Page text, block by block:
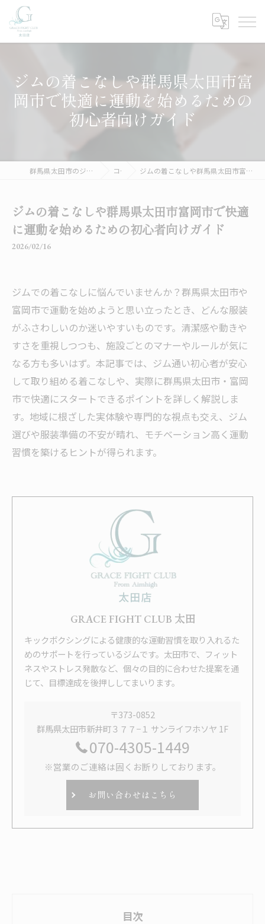
ジムの着こなしや群馬県太田市富
岡市で快適に運動を始めるための
初心者向けガイド
群馬県太田市のジムならGRACE FIGHT CLUB 太田 コラム ジムの着こなしや群馬県太田市富岡市で快適に運動を始めるための初心者向けガイド
ジムの着こなしや群馬県太田市富岡市で快適
に運動を始めるための初心者向けガイド
2026/02/16
ジムでの着こなしに悩んでいませんか？群馬県太田市や
富岡市で運動を始めようと思い立ったとき、どんな服装
がふさわしいのか迷いやすいものです。清潔感や動きや
すさを重視しつつも、施設ごとのマナーやルールが気に
なる方も多いはず。本記事では、ジム通い初心者が安心
して取り組める着こなしや、実際に群馬県太田市・富岡
市で快適にスタートできるポイントを詳しく解説しま
す。地域に根ざした実体験や専門的な視点も交え、ジム
選びや服装準備の不安が晴れ、モチベーション高く運動
習慣を築けるヒントが得られます。
GRACE FIGHT CLUB 太田
キックボクシングによる健康的な運動習慣を取り入れるた
めのサポートを行っているジムです。太田市で、フィット
ネスやストレス発散など、個々の目的に合わせた提案を通
じて、目標達成を後押ししてまいります。
〒373-0852
群馬県太田市新井町３７７−１ サンライフホソヤ 1F
070-4305-1449
※営業のご連絡は固くお断りしております。
お問い合わせはこちら
目次